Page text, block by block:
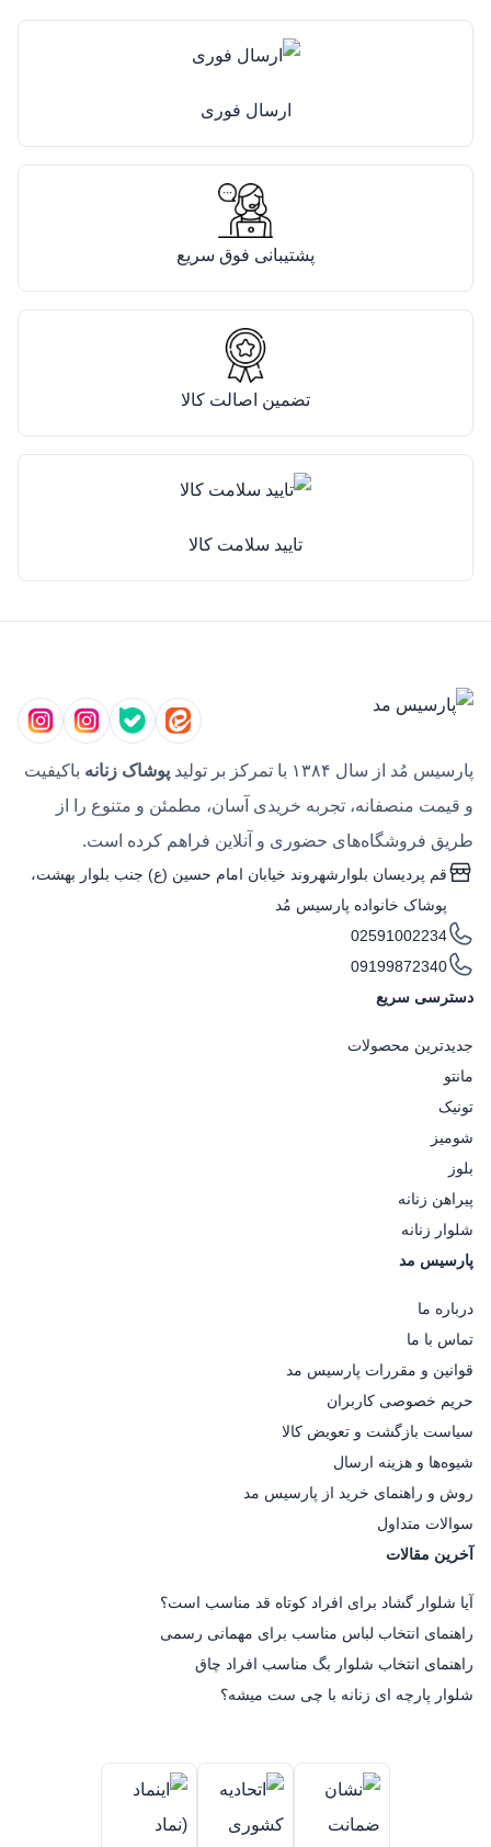
ارسال فوری
پشتیبانی فوق سریع
تضمین اصالت کالا
تایید سلامت کالا
پارسیس مُد از سال ۱۳۸۴ با تمرکز بر تولید پوشاک زنانه باکیفیت
و قیمت منصفانه، تجربه خریدی آسان، مطمئن و متنوع را از
طریق فروشگاه‌های حضوری و آنلاین فراهم کرده است.
قم پردیسان بلوارشهروند خیابان امام حسین (ع) جنب بلوار بهشت،
پوشاک خانواده پارسیس مُد
02591002234
09199872340
دسترسی سریع
جدیدترین محصولات
مانتو
تونیک
شومیز
بلوز
پیراهن زنانه
شلوار زنانه
پارسیس مد
درباره ما
تماس با ما
قوانین و مقررات پارسیس مد
حریم خصوصی کاربران
سیاست بازگشت و تعویض کالا
شیوه‌ها و هزینه ارسال
روش و راهنمای خرید از پارسیس مد
سوالات متداول
آخرین مقالات
آیا شلوار گشاد برای افراد کوتاه قد مناسب است؟
راهنمای انتخاب لباس مناسب برای مهمانی رسمی
راهنمای انتخاب شلوار بگ مناسب افراد چاق
شلوار پارچه ای زنانه با چی ست میشه؟